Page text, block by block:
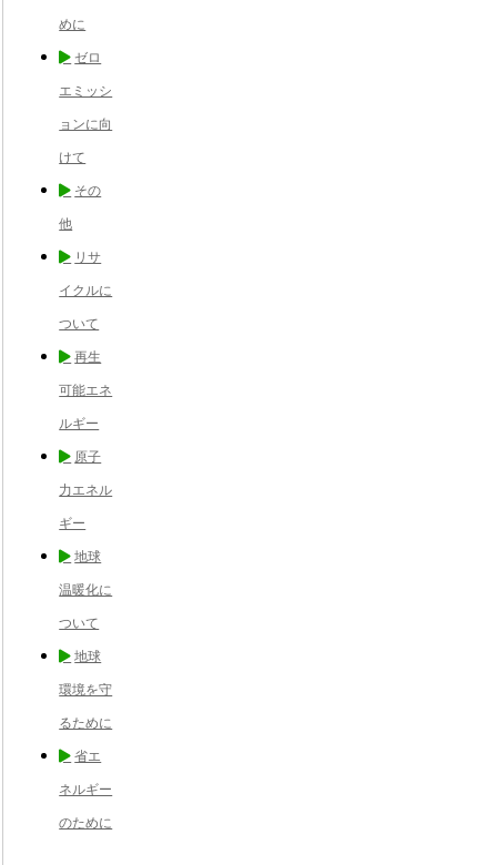
めに
ゼロ
エミッシ
ョンに向
けて
その
他
リサ
イクルに
ついて
再生
可能エネ
ルギー
原子
力エネル
ギー
地球
温暖化に
ついて
地球
環境を守
るために
省エ
ネルギー
のために